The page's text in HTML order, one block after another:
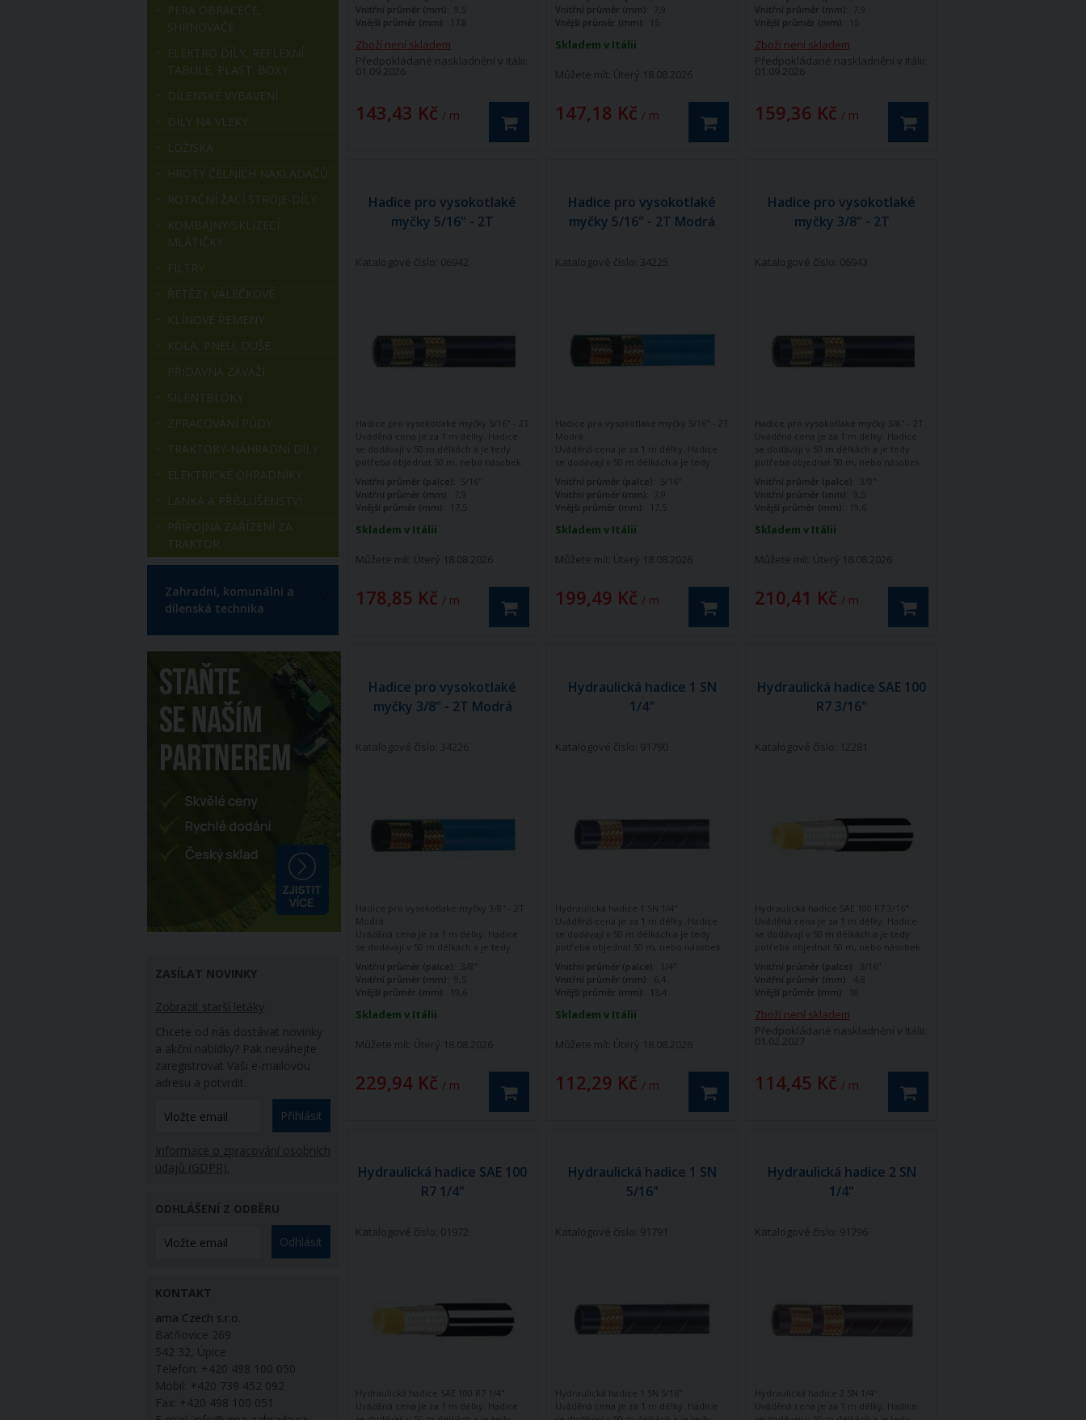
Zboží není skladem
Předpokládané naskladnění v Itálii:
01.09.2026
143,43 Kč / m
objednávky menší než 50 m, nebo
necelého násobku bude množství
automaticky navýšeno na rovný
násobek 50.
Vnitřní průměr (mm):
9,5
Vnější průměr (mm):
17,8
Skladem v Itálii
Můžete mít: Úterý 18.08.2026
147,18 Kč / m
objednávky menší než 50 m, nebo
necelého násobku bude množství
automaticky navýšeno na rovný
násobek 50.
Vnitřní průměr (mm):
7,9
Vnější průměr (mm):
15
Zboží není skladem
Předpokládané naskladnění v Itálii:
01.09.2026
159,36 Kč / m
50 m (100, 200, 300) V případě
objednávky menší než 50 m, nebo
necelého násobku bude množství
automaticky navýšeno na rovný
násobek 50.
Vnitřní průměr (mm):
7,9
Vnější průměr (mm):
15
Hadice pro vysokotlaké
myčky 5/16" - 2T
Katalogové číslo: 06942
Skladem v Itálii
Můžete mít: Úterý 18.08.2026
178,85 Kč / m
Hadice pro vysokotlaké myčky 5/16" - 2T
Uváděná cena je za 1 m délky. Hadice
se dodávají v 50 m délkách a je tedy
potřeba objednat 50 m, nebo násobek
objednávky menší než 50 m, nebo
necelého násobku bude množství
automaticky navýšeno na rovný
násobek 50.
Vnitřní průměr (palce):
5/16"
Vnitřní průměr (mm):
7,9
Vnější průměr (mm):
17,5
Hadice pro vysokotlaké
myčky 5/16" - 2T Modrá
Katalogové číslo: 34225
Skladem v Itálii
Můžete mít: Úterý 18.08.2026
199,49 Kč / m
Hadice pro vysokotlaké myčky 5/16" - 2T
Modrá
Uváděná cena je za 1 m délky. Hadice
se dodávají v 50 m délkách a je tedy
50 m (100, 200, 300) V případě
objednávky menší než 50 m, nebo
necelého násobku bude množství
automaticky navýšeno na rovný
Vnitřní průměr (palce):
5/16"
Vnitřní průměr (mm):
7,9
Vnější průměr (mm):
17,5
Hadice pro vysokotlaké
myčky 3/8" - 2T
Katalogové číslo: 06943
Skladem v Itálii
Můžete mít: Úterý 18.08.2026
210,41 Kč / m
Hadice pro vysokotlaké myčky 3/8" - 2T
Uváděná cena je za 1 m délky. Hadice
se dodávají v 50 m délkách a je tedy
potřeba objednat 50 m, nebo násobek
objednávky menší než 50 m, nebo
necelého násobku bude množství
automaticky navýšeno na rovný
násobek 50.
Vnitřní průměr (palce):
3/8"
Vnitřní průměr (mm):
9,5
Vnější průměr (mm):
19,6
Hadice pro vysokotlaké
myčky 3/8" - 2T Modrá
Katalogové číslo: 34226
Skladem v Itálii
Můžete mít: Úterý 18.08.2026
229,94 Kč / m
Hadice pro vysokotlaké myčky 3/8" - 2T
Modrá
Uváděná cena je za 1 m délky. Hadice
se dodávají v 50 m délkách a je tedy
50 m (100, 200, 300) V případě
objednávky menší než 50 m, nebo
necelého násobku bude množství
automaticky navýšeno na rovný
Vnitřní průměr (palce):
3/8"
Vnitřní průměr (mm):
9,5
Vnější průměr (mm):
19,6
Hydraulická hadice 1 SN
1/4"
Katalogové číslo: 91790
Skladem v Itálii
Můžete mít: Úterý 18.08.2026
112,29 Kč / m
Hydraulická hadice 1 SN 1/4"
Uváděná cena je za 1 m délky. Hadice
se dodávají v 50 m délkách a je tedy
potřeba objednat 50 m, nebo násobek
objednávky menší než 50 m, nebo
necelého násobku bude množství
automaticky navýšeno na rovný
násobek 50.
Vnitřní průměr (palce):
1/4"
Vnitřní průměr (mm): 6,4
Vnější průměr (mm):
13,4
Hydraulická hadice SAE 100
R7 3/16"
Katalogové číslo: 12281
Zboží není skladem
Předpokládané naskladnění v Itálii:
01.02.2027
114,45 Kč / m
Hydraulická hadice SAE 100 R7 3/16"
Uváděná cena je za 1 m délky. Hadice
se dodávají v 50 m délkách a je tedy
potřeba objednat 50 m, nebo násobek
objednávky menší než 50 m, nebo
necelého násobku bude množství
automaticky navýšeno na rovný
násobek 50.
Vnitřní průměr (palce):
3/16"
Vnitřní průměr (mm):
4,8
Vnější průměr (mm):
10
Hydraulická hadice SAE 100
R7 1/4"
Katalogové číslo: 01972
Hydraulická hadice SAE 100 R7 1/4"
Uváděná cena je za 1 m délky. Hadice
Hydraulická hadice 1 SN
5/16"
Katalogové číslo: 91791
Hydraulická hadice 1 SN 5/16"
Uváděná cena je za 1 m délky. Hadice
Hydraulická hadice 2 SN
1/4"
Katalogové číslo: 91796
Hydraulická hadice 2 SN 1/4"
Uváděná cena je za 1 m délky. Hadice
PERA OBRACEČE,
SHRNOVAČE
ELEKTRO DÍLY, REFLEXNÍ
TABULE, PLAST. BOXY
DÍLENSKÉ VYBAVENÍ
DÍLY NA VLEKY
LOŽISKA
HROTY ČELNÍCH NAKLADAČŮ
ROTAČNÍ ŽACÍ STROJE-DÍLY
KOMBAJNY/SKLÍZECÍ
MLÁTIČKY
FILTRY
ŘETĚZY VÁLEČKOVÉ
KLÍNOVÉ ŘEMENY
KOLA, PNEU, DUŠE
PŘÍDAVNÁ ZÁVAŽÍ
SILENTBLOKY
ZPRACOVÁNÍ PŮDY
TRAKTORY-NÁHRADNÍ DÍLY
ELEKTRICKÉ OHRADNÍKY
LANKA A PŘÍSLUŠENSTVÍ
PŘÍPOJNÁ ZAŘÍZENÍ ZA
TRAKTOR
Zahradní, komunální a
dílenská technika
ZASÍLAT NOVINKY
Zobrazit starší letáky
Chcete od nás dostávat novinky
a akční nabídky? Pak neváhejte
zaregistrovat Vaši e-mailovou
adresu a potvrdit.
Přihlásit
Informace o zpracování osobních
údajů (GDPR).
ODHLÁŠENÍ Z ODBĚRU
Odhlásit
KONTAKT
ama Czech s.r.o.
Batňovice 269
542 32, Úpice
Telefon: +420 498 100 050
Mobil: +420 739 452 092
Fax: +420 498 100 051